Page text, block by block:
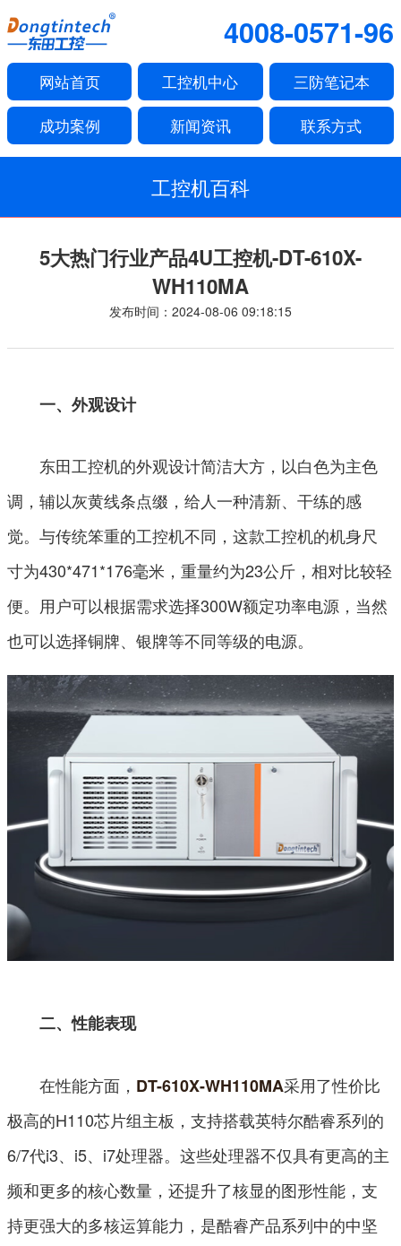
4008-0571-96
网站首页 工控机中心 三防笔记本
成功案例 新闻资讯 联系方式
工控机百科
5大热门行业产品4U工控机-DT-610X-
WH110MA
发布时间：2024-08-06 09:18:15
一、外观设计
东田工控机的外观设计简洁大方，以白色为主色
调，辅以灰黄线条点缀，给人一种清新、干练的感
觉。与传统笨重的工控机不同，这款工控机的机身尺
寸为430*471*176毫米，重量约为23公斤，相对比较轻
便。用户可以根据需求选择300W额定功率电源，当然
也可以选择铜牌、银牌等不同等级的电源。
二、性能表现
在性能方面， DT-610X-WH110MA采用了性价比
极高的H110芯片组主板，支持搭载英特尔酷睿系列的
6/7代i3、i5、i7处理器。这些处理器不仅具有更高的主
频和更多的核心数量，还提升了核显的图形性能，支
持更强大的多核运算能力，是酷睿产品系列中的中坚